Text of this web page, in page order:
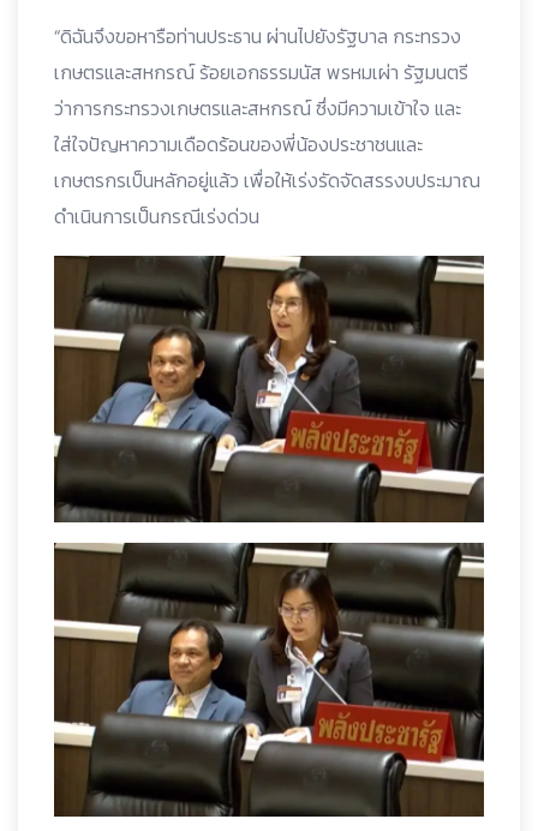
“ดิฉันจึงขอหารือท่านประธาน ผ่านไปยังรัฐบาล กระทรวง
เกษตรและสหกรณ์ ร้อยเอกธรรมนัส พรหมเผ่า รัฐมนตรี
ว่าการกระทรวงเกษตรและสหกรณ์ ซึ่งมีความเข้าใจ และ
ใส่ใจปัญหาความเดือดร้อนของพี่น้องประชาชนและ
เกษตรกรเป็นหลักอยู่แล้ว เพื่อให้เร่งรัดจัดสรรงบประมาณ
ดำเนินการเป็นกรณีเร่งด่วน